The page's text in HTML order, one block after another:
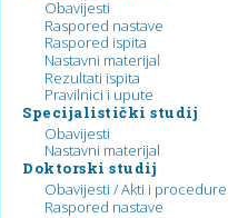
Obavijesti
Raspored nastave
Raspored ispita
Nastavni materijal
Rezultati ispita
Pravilnici i upute
Specijalistički studij
Obavijesti
Nastavni materijal
Doktorski studij
Obavijesti / Akti i procedure
Raspored nastave